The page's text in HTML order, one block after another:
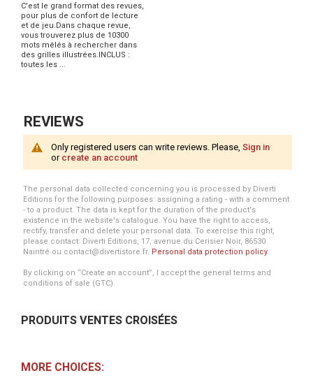
C'est le grand format des revues,
pour plus de confort de lecture
et de jeu.Dans chaque revue,
vous trouverez plus de 10300
mots mêlés à rechercher dans
des grilles illustrées.INCLUS :
toutes les ...
REVIEWS
Only registered users can write reviews. Please, Sign in
or create an account
The personal data collected concerning you is processed by Diverti
Editions for the following purposes: assigning a rating - with a comment
- to a product. The data is kept for the duration of the product's
existence in the website's catalogue. You have the right to access,
rectify, transfer and delete your personal data. To exercise this right,
please contact: Diverti Editions, 17, avenue du Cerisier Noir, 86530
Naintré ou contact@divertistore.fr. Personal data protection policy.
By clicking on “Create an account”, I accept the general terms and
conditions of sale (GTC).
PRODUITS VENTES CROISÉES
MORE CHOICES: